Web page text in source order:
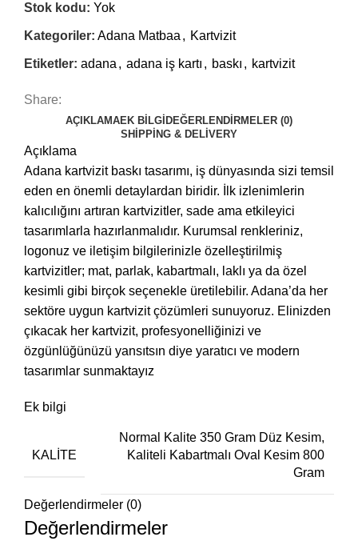
Stok kodu: Yok
Kategoriler: Adana Matbaa , Kartvizit
Etiketler: adana , adana iş kartı , baskı , kartvizit
Share:
AÇIKLAMAEK BILGI DEĞERLENDIRMELER (0)
SHIPPING & DELIVERY
Açıklama
Adana kartvizit baskı tasarımı, iş dünyasında sizi temsil
eden en önemli detaylardan biridir. İlk izlenimlerin
kalıcılığını artıran kartvizitler, sade ama etkileyici
tasarımlarla hazırlanmalıdır. Kurumsal renkleriniz,
logonuz ve iletişim bilgilerinizle özelleştirilmiş
kartvizitler; mat, parlak, kabartmalı, laklı ya da özel
kesimli gibi birçok seçenekle üretilebilir. Adana’da her
sektöre uygun kartvizit çözümleri sunuyoruz. Elinizden
çıkacak her kartvizit, profesyonelliğinizi ve
özgünlüğünüzü yansıtsın diye yaratıcı ve modern
tasarımlar sunmaktayız
Ek bilgi
KALITE
Normal Kalite 350 Gram Düz Kesim,
Kaliteli Kabartmalı Oval Kesim 800
Gram
Değerlendirmeler (0)
Değerlendirmeler